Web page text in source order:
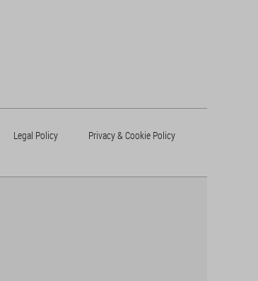
Legal Policy Privacy & Cookie Policy